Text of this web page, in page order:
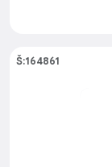
Š:164861